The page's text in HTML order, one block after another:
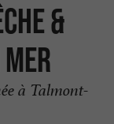
&
à Talmont-